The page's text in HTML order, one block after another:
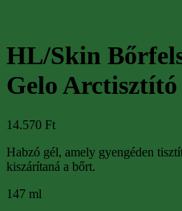
HL/Skin
Gelo Arctisztító
14.570 Ft
Habzó gél, amely gyengéden
kiszárítaná a bőrt.
147 ml